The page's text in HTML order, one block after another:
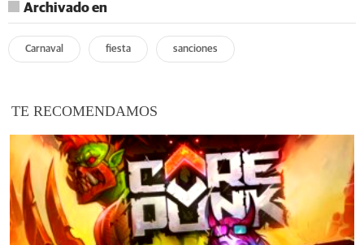
Archivado en
Carnaval fiesta sanciones
TE RECOMENDAMOS